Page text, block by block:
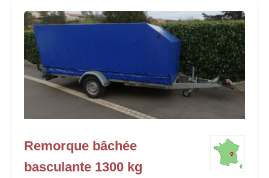
Remorque bâchée
basculante 1300 kg